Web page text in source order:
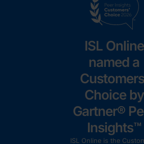
ISL Online
named a
Choice by
Gartner®
Insights™
ISL Online is the